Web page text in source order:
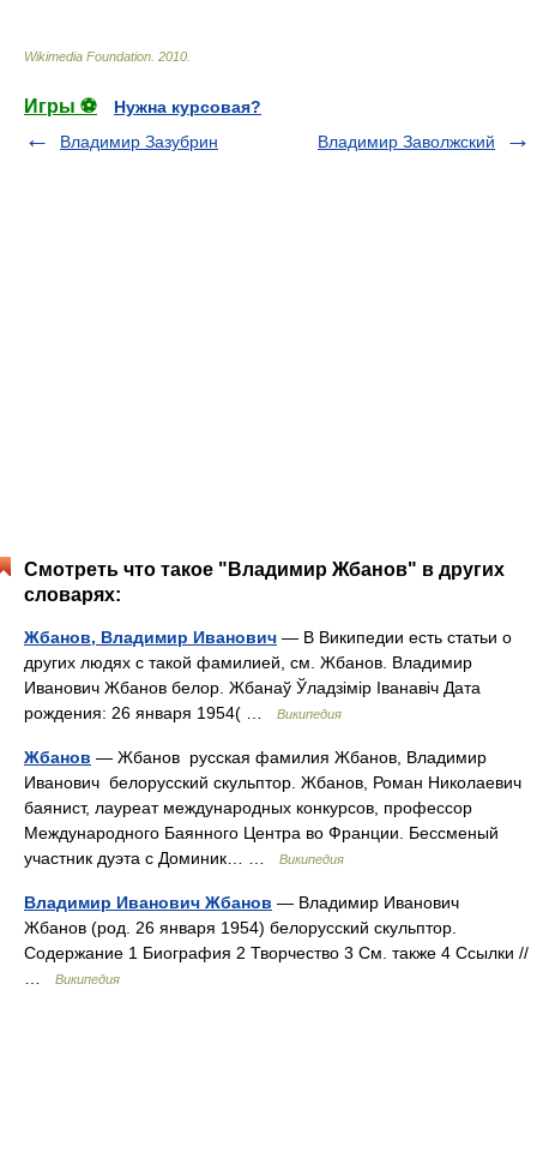
Wikimedia Foundation 2010
Игры ⚽
Нужна курсовая?
Владимир Зазубрин
Владимир Заволжский
Смотреть что такое "Владимир Жбанов" в других
словарях:
Жбанов, Владимир Иванович — В Википедии есть статьи о
других людях с такой фамилией, см. Жбанов. Владимир
Иванович Жбанов белор. Жбанаў Ўладзiмiр Iванавiч Дата
рождения: 26 января 1954( …
Википедия
Жбанов — Жбанов русская фамилия Жбанов, Владимир
Иванович белорусский скульптор. Жбанов, Роман Николаевич
баянист, лауреат международных конкурсов, профессор
Международного Баянного Центра во Франции. Бессменый
участник дуэта с Доминик… …
Википедия
Владимир Иванович Жбанов — Владимир Иванович
Жбанов (род. 26 января 1954) белорусский скульптор.
Содержание 1 Биография 2 Творчество 3 См. также 4 Ссылки //
Википедия